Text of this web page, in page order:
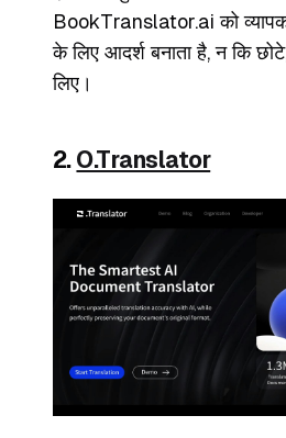
BookTranslator.ai को
के लिए आदर्श बनाता है, न कि
लिए।
2. O.Translator